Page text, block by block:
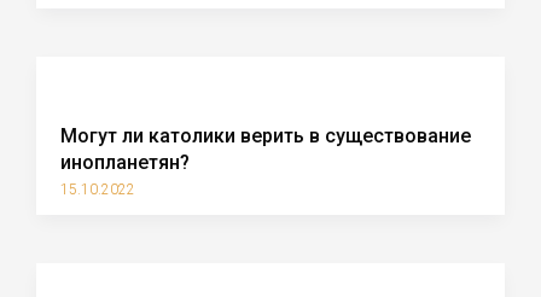
Могут ли католики верить в существование
инопланетян?
15.10.2022